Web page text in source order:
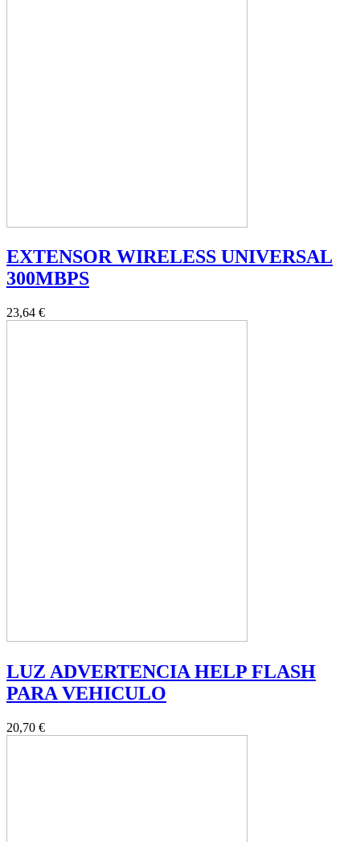
EXTENSOR WIRELESS UNIVERSAL
300MBPS
23,64 €
LUZ ADVERTENCIA HELP FLASH
PARA VEHICULO
20,70 €